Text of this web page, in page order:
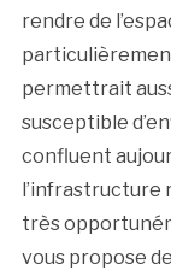
rendre de
permettrait
susceptible
confluent
l’infrastructure
très
vous propose